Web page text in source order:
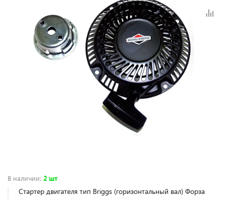
В наличии: 2 шт
Стартер двигателя тип Briggs (горизонтальный вал) Форза